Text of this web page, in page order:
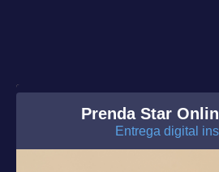
Prenda Star
Entrega digital